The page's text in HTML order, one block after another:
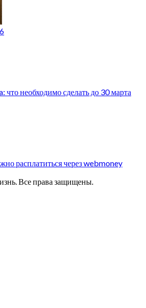
что необходимо сделать до 30 марта
расплатиться через webmoney
Все права защищены.